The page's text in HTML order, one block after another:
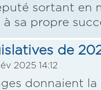
sortant en
sa propre
de
2025 14:12
donnaient